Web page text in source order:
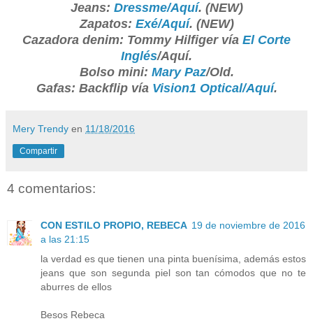
Jeans: Dressme/Aquí. (NEW)
Zapatos: Exé/Aquí. (NEW)
Cazadora denim: Tommy Hilfiger vía El Corte
Inglés/Aquí.
Bolso mini: Mary Paz/Old.
Gafas: Backflip vía Vision1 Optical/Aquí.
Mery Trendy en 11/18/2016
Compartir
4 comentarios:
CON ESTILO PROPIO, REBECA 19 de noviembre de 2016
a las 21:15
la verdad es que tienen una pinta buenísima, además estos
jeans que son segunda piel son tan cómodos que no te
aburres de ellos
Besos Rebeca